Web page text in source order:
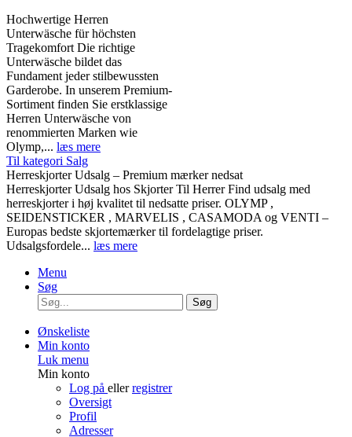
Hochwertige Herren
Unterwäsche für höchsten
Tragekomfort Die richtige
Unterwäsche bildet das
Fundament jeder stilbewussten
Garderobe. In unserem Premium-
Sortiment finden Sie erstklassige
Herren Unterwäsche von
renommierten Marken wie
Olymp,... læs mere
Til kategori Salg
Herreskjorter Udsalg – Premium mærker nedsat
Herreskjorter Udsalg hos Skjorter Til Herrer Find udsalg med
herreskjorter i høj kvalitet til nedsatte priser. OLYMP ,
SEIDENSTICKER , MARVELIS , CASAMODA og VENTI –
Europas bedste skjortemærker til fordelagtige priser.
Udsalgsfordele... læs mere
Menu
Søg
Søg
Ønskeliste
Min konto
Luk menu
Min konto
Log på ellerregistrer
Oversigt
Profil
Adresser